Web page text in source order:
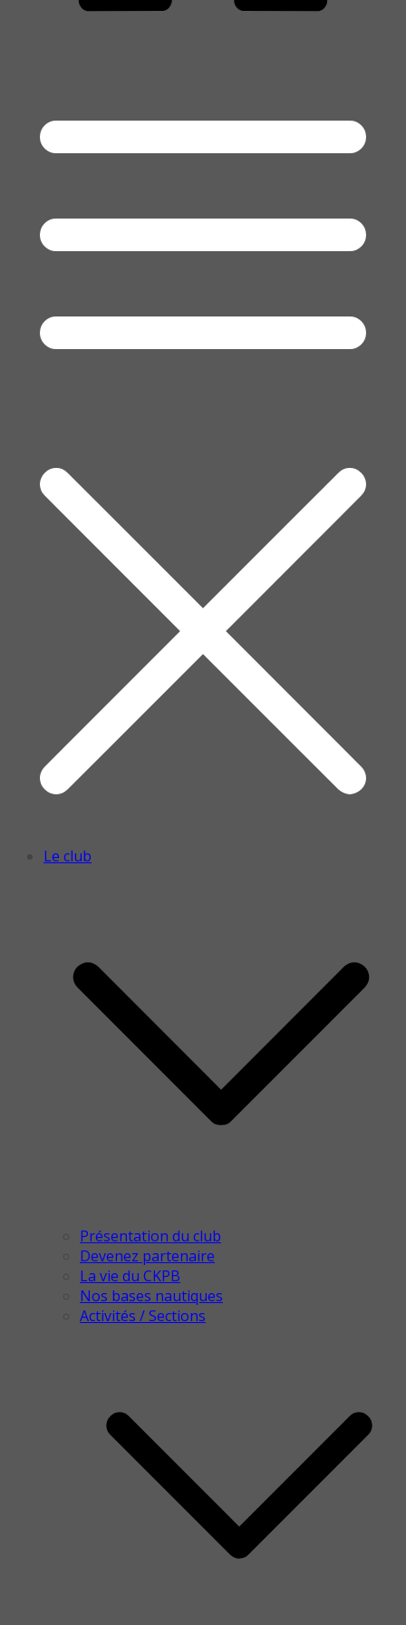
Le club
Présentation du club
Devenez partenaire
La vie du CKPB
Nos bases nautiques
Activités / Sections